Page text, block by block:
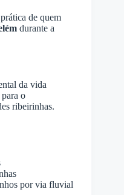
de quem
durante a
da vida
o
ribeirinhas.
por via fluvial